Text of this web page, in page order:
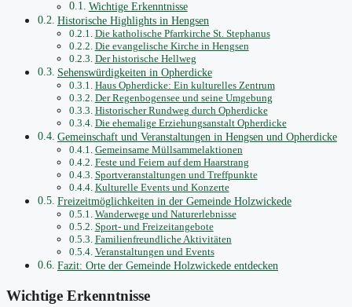
Wichtige Erkenntnisse
Historische Highlights in Hengsen
Die katholische Pfarrkirche St. Stephanus
Die evangelische Kirche in Hengsen
Der historische Hellweg
Sehenswürdigkeiten in Opherdicke
Haus Opherdicke: Ein kulturelles Zentrum
Der Regenbogensee und seine Umgebung
Historischer Rundweg durch Opherdicke
Die ehemalige Erziehungsanstalt Opherdicke
Gemeinschaft und Veranstaltungen in Hengsen und Opherdicke
Gemeinsame Müllsammelaktionen
Feste und Feiern auf dem Haarstrang
Sportveranstaltungen und Treffpunkte
Kulturelle Events und Konzerte
Freizeitmöglichkeiten in der Gemeinde Holzwickede
Wanderwege und Naturerlebnisse
Sport- und Freizeitangebote
Familienfreundliche Aktivitäten
Veranstaltungen und Events
Fazit: Orte der Gemeinde Holzwickede entdecken
Wichtige Erkenntnisse